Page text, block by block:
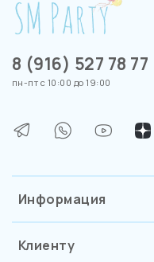
Информация
Клиенту
8 (916) 527 78 77
пн-пт с 10:00 до 19:00